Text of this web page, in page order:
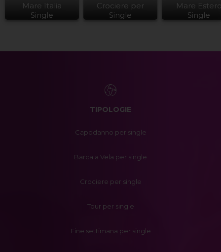
Mare Italia
Single
Crociere per
Single
Mare
Single
TIPOLOGIE
Capodanno per single
Barca a Vela per single
Crociere per single
Tour per single
Fine settimana per single